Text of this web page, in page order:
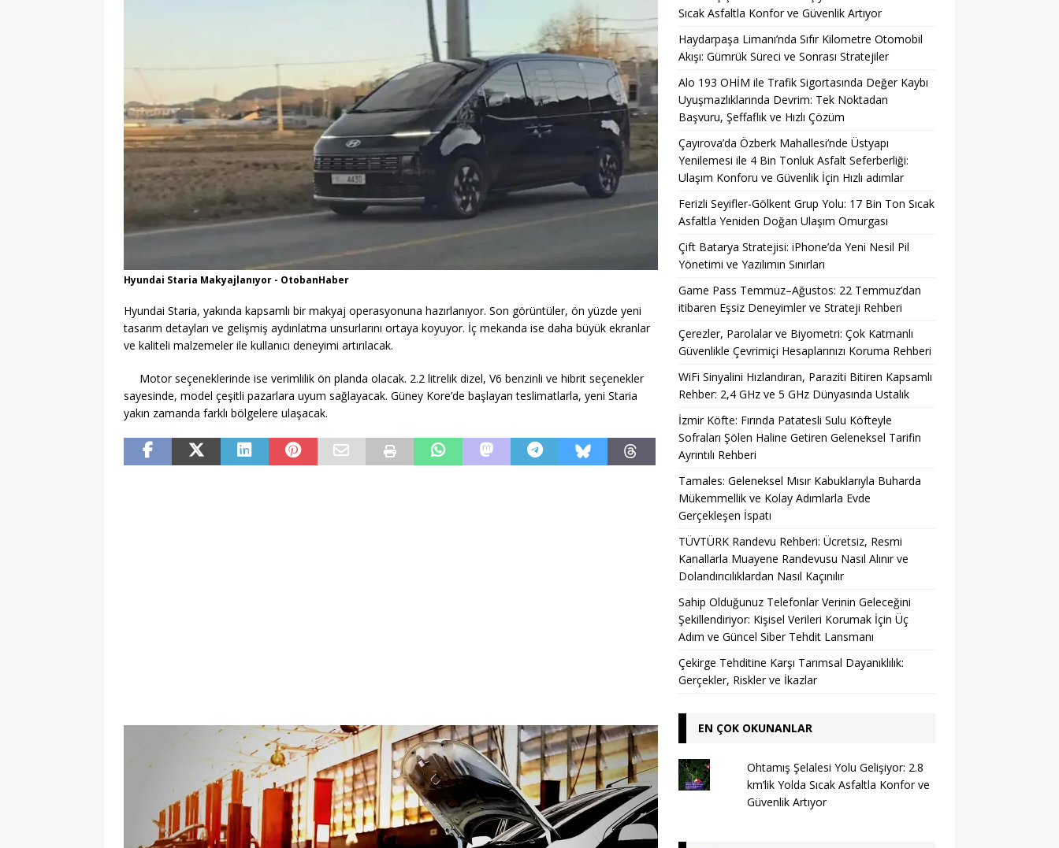
Ohtamış Şelalesi Yolu Gelişiyor: 2.8 km’lik Yolda Sıcak Asfaltla Konfor ve Güvenlik
Haydarpaşa Limanı’nda Sıfır Kilometre Otomobil Akışı: Gümrük Süreci ve Sonrası
Stratejiler
KARAYOLU
Hyundai Staria Makyajlanıyor - OtobanHaber
Hyundai Staria, yakında kapsamlı bir makyaj operasyonuna hazırlanıyor. Son görüntüler, ön yüzde yeni
tasarım detayları ve gelişmiş aydınlatma unsurlarını ortaya koyuyor. İç mekanda ise daha büyük ekranlar
ve kaliteli malzemeler ile kullanıcı deneyimi artırılacak.
Motor seçeneklerinde ise verimlilik ön planda olacak. 2.2 litrelik dizel, V6 benzinli ve hibrit seçenekler
sayesinde, model çeşitli pazarlara uyum sağlayacak. Güney Kore’de başlayan teslimatlarla, yeni Staria
yakın zamanda farklı bölgelere ulaşacak.
Sıcak Asfaltla Konfor ve Güvenlik Artıyor
Haydarpaşa Limanı’nda Sıfır Kilometre Otomobil
Akışı: Gümrük Süreci ve Sonrası Stratejiler
Alo 193 OHİM ile Trafik Sigortasında Değer Kaybı
Uyuşmazlıklarında Devrim: Tek Noktadan
Başvuru, Şeffaflık ve Hızlı Çözüm
Çayırova’da Özberk Mahallesi’nde Üstyapı
Yenilemesi ile 4 Bin Tonluk Asfalt Seferberliği:
Ulaşım Konforu ve Güvenlik İçin Hızlı adımlar
Ferizli Seyifler-Gölkent Grup Yolu: 17 Bin Ton Sıcak
Asfaltla Yeniden Doğan Ulaşım Omurgası
Çift Batarya Stratejisi: iPhone’da Yeni Nesil Pil
Yönetimi ve Yazılımın Sınırları
Game Pass Temmuz–Ağustos: 22 Temmuz’dan
itibaren Eşsiz Deneyimler ve Strateji Rehberi
Çerezler, Parolalar ve Biyometri: Çok Katmanlı
Güvenlikle Çevrimiçi Hesaplarınızı Koruma Rehberi
WiFi Sinyalini Hızlandıran, Paraziti Bitiren Kapsamlı
Rehber: 2,4 GHz ve 5 GHz Dünyasında Ustalık
İzmir Köfte: Fırında Patatesli Sulu Köfteyle
Sofraları Şölen Haline Getiren Geleneksel Tarifin
Ayrıntılı Rehberi
Tamales: Geleneksel Mısır Kabuklarıyla Buharda
Mükemmellik ve Kolay Adımlarla Evde
Gerçekleşen İspatı
TÜVTÜRK Randevu Rehberi: Ücretsiz, Resmi
Kanallarla Muayene Randevusu Nasıl Alınır ve
Dolandırıcılıklardan Nasıl Kaçınılır
Sahip Olduğunuz Telefonlar Verinin Geleceğini
Şekillendiriyor: Kişisel Verileri Korumak İçin Üç
Adım ve Güncel Siber Tehdit Lansmanı
Çekirge Tehditine Karşı Tarımsal Dayanıklılık:
Gerçekler, Riskler ve İkazlar
EN ÇOK OKUNANLAR
Ohtamış Şelalesi Yolu Gelişiyor: 2.8
km’lik Yolda Sıcak Asfaltla Konfor ve
Güvenlik Artıyor